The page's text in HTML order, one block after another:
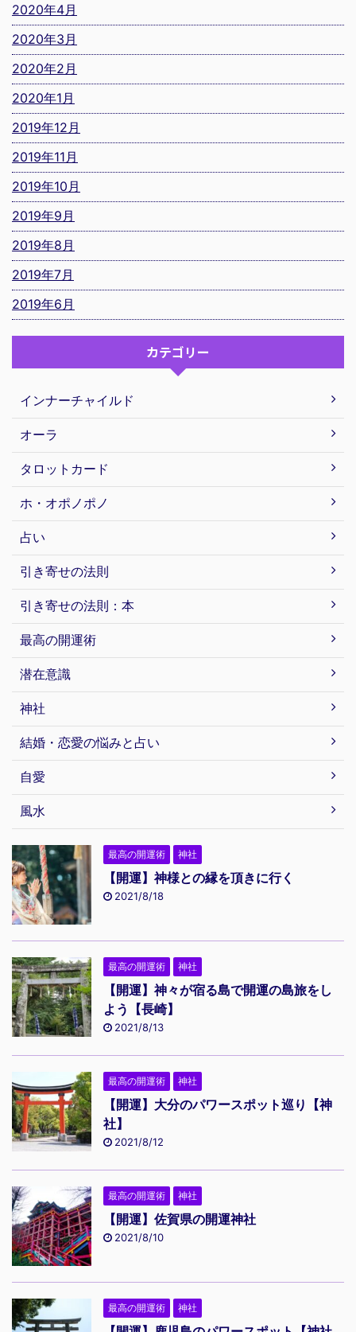
2020年4月
2020年3月
2020年2月
2020年1月
2019年12月
2019年11月
2019年10月
2019年9月
2019年8月
2019年7月
2019年6月
カテゴリー
インナーチャイルド
オーラ
タロットカード
ホ・オポノポノ
占い
引き寄せの法則
引き寄せの法則：本
最高の開運術
潜在意識
神社
結婚・恋愛の悩みと占い
自愛
風水
最高の開運術 神社
【開運】神様との縁を頂きに行く
2021/8/18
最高の開運術 神社
【開運】神々が宿る島で開運の島旅をし
よう【長崎】
2021/8/13
最高の開運術 神社
【開運】大分のパワースポット巡り【神
社】
2021/8/12
最高の開運術 神社
【開運】佐賀県の開運神社
2021/8/10
最高の開運術 神社